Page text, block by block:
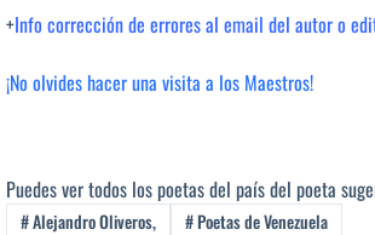
+Info corrección de errores al email del autor o
¡No olvides hacer una visita a los Maestros!
Puedes ver todos los poetas del país del poeta
#Alejandro Oliveros, #Poetas de Venezuela